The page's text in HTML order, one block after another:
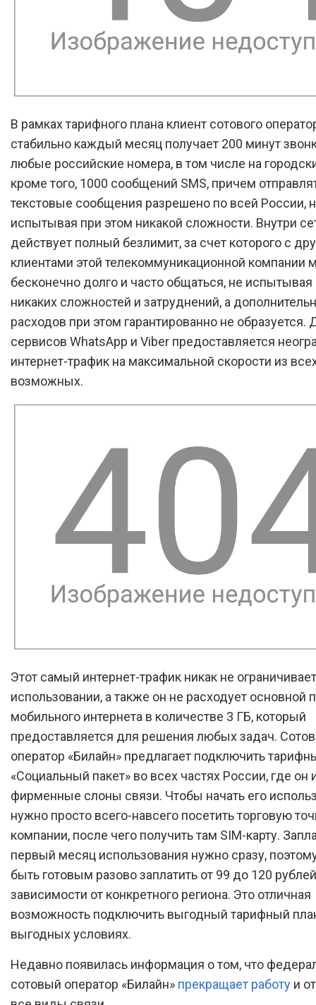
В рамках тарифного плана клиент сотового
стабильно каждый месяц получает 200 минут
любые российские номера, в том числе на
кроме того, 1000 сообщений SMS, причем
текстовые сообщения разрешено по всей России,
испытывая при этом никакой сложности. Внутри
действует полный безлимит, за счет которого с
клиентами этой телекоммуникационной компании
бесконечно долго и часто общаться, не испытывая
никаких сложностей и затруднений, а
расходов при этом гарантированно не образуется.
сервисов WhatsApp и Viber предоставляется
интернет-трафик на максимальной скорости из
возможных.
Этот самый интернет-трафик никак не
использовании, а также он не расходует основной
мобильного интернета в количестве 3 ГБ, который
предоставляется для решения любых задач.
оператор «Билайн» предлагает подключить
«Социальный пакет» во всех частях России, где он
фирменные слоны связи. Чтобы начать его
нужно просто всего-навсего посетить торговую
компании, после чего получить там SIM-карту.
первый месяц использования нужно сразу,
быть готовым разово заплатить от 99 до 120
зависимости от конкретного региона. Это отличная
возможность подключить выгодный тарифный
выгодных условиях.
Недавно появилась информация о том, что
сотовый оператор «Билайн» прекращает работу и